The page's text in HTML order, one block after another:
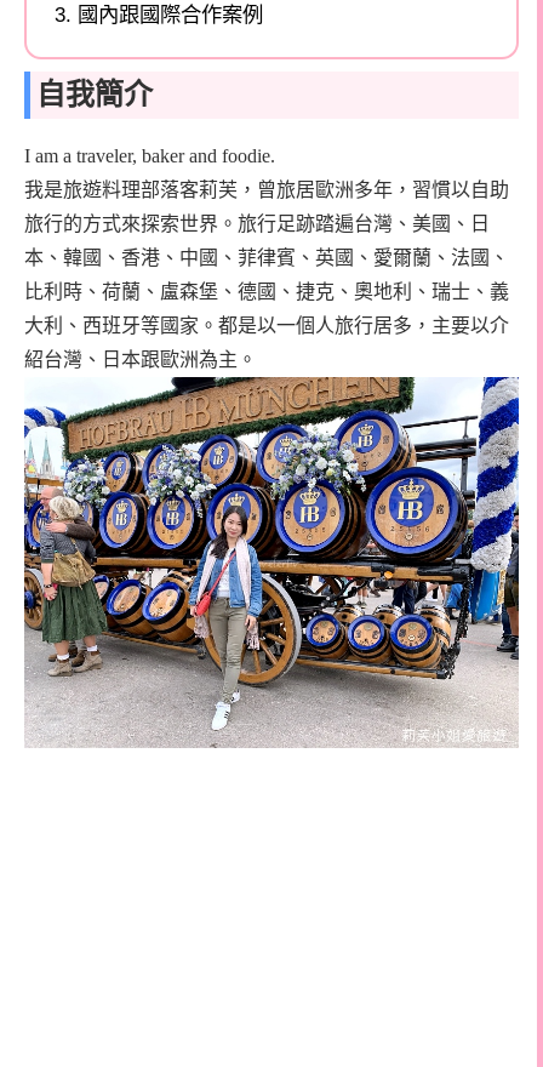
國內跟國際合作案例
自我簡介
I am a traveler, baker and foodie.
我是旅遊料理部落客莉芙，曾旅居歐洲多年，習慣以自助
旅行的方式來探索世界。旅行足跡踏遍台灣、美國、日
本、韓國、香港、中國、菲律賓、英國、愛爾蘭、法國、
比利時、荷蘭、盧森堡、德國、捷克、奧地利、瑞士、義
大利、西班牙等國家。都是以一個人旅行居多，主要以介
紹台灣、日本跟歐洲為主。